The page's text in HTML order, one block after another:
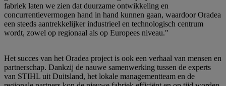
fabriek laten we zien dat duurzame ontwikkeling en
concurrentievermogen hand in hand kunnen gaan, waardoor Oradea
een steeds aantrekkelijker industrieel en technologisch centrum
wordt, zowel op regionaal als op Europees niveau."
Het succes van het Oradea project is ook een verhaal van mensen en
partnerschap. Dankzij de nauwe samenwerking tussen de experts
van STIHL uit Duitsland, het lokale managementteam en de